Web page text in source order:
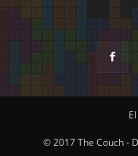
© 2017 The Couch -